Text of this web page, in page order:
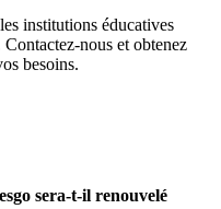
institutions éducatives
nous et obtenez
besoins.
sera-t-il renouvelé